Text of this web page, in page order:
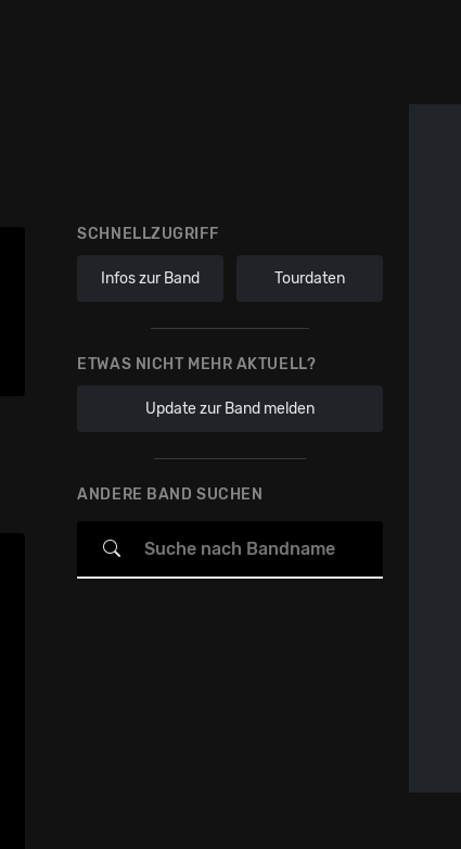
SCHNELLZUGRIFF
Infos zur Band Tourdaten
ETWAS NICHT MEHR AKTUELL?
Update zur Band melden
ANDERE BAND SUCHEN